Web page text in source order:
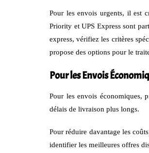
Pour les envois urgents, il est
Priority et UPS Express sont
express, vérifiez les critères
propose des options pour le
Pour les Envois
Pour les envois économiques,
délais de livraison plus longs.
Pour réduire davantage les
identifier les meilleures offres